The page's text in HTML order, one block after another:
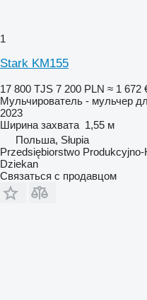
1
Stark KM155
17 800 TJS 7 200 PLN ≈ 1 672
Мульчирователь - мульчер
2023
Ширина захвата 1,55 м
Польша, Słupia
Przedsiębiorstwo
Dziekan
Связаться с продавцом